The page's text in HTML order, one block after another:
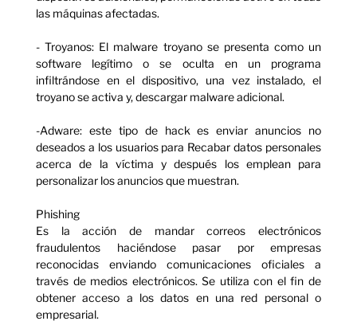
las máquinas afectadas.
- Troyanos: El malware troyano se presenta como un
software legítimo o se oculta en un programa
infiltrándose en el dispositivo, una vez instalado, el
troyano se activa y, descargar malware adicional.
-Adware: este tipo de hack es enviar anuncios no
deseados a los usuarios para Recabar datos personales
acerca de la víctima y después los emplean para
personalizar los anuncios que muestran.
Phishing
Es la acción de mandar correos electrónicos
fraudulentos haciéndose pasar por empresas
reconocidas enviando comunicaciones oficiales a
través de medios electrónicos. Se utiliza con el fin de
obtener acceso a los datos en una red personal o
empresarial.